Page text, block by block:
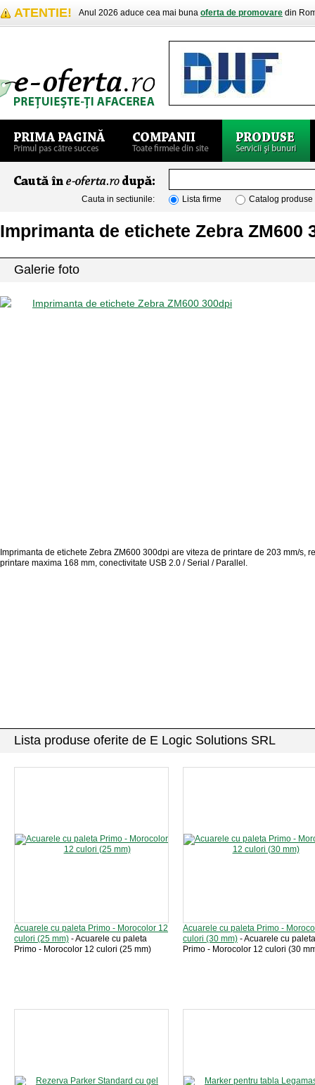
ATENTIE! Anul 2026 aduce cea mai buna oferta de promovare din
Cauta in sectiunile: Lista firme Catalog produse
Imprimanta de etichete Zebra ZM600
Galerie foto
Imprimanta de etichete Zebra ZM600 300dpi are viteza de printare de 203 mm/s,
printare maxima 168 mm, conectivitate USB 2.0 / Serial / Parallel.
Lista produse oferite de E Logic Solutions SRL
Acuarele cu paleta Primo - Morocolor 12
culori (25 mm) - Acuarele cu paleta
Primo - Morocolor 12 culori (25 mm)
Acuarele cu paleta Primo -
culori (30 mm) - Acuarele cu paleta
Primo - Morocolor 12 culori (30